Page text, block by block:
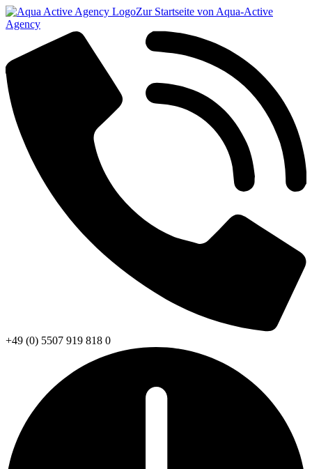
Zur Startseite von Aqua-Active
Agency
+49 (0) 5507 919 818 0